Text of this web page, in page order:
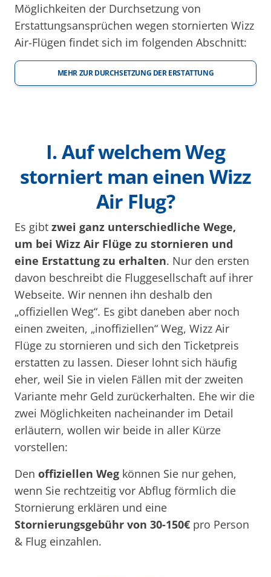
Möglichkeiten der Durchsetzung von
Erstattungsansprüchen wegen stornierten Wizz
Air-Flügen findet sich im folgenden Abschnitt:
MEHR ZUR DURCHSETZUNG DER ERSTATTUNG
I. Auf welchem Weg
storniert man einen Wizz
Air Flug?
Es gibt zwei ganz unterschiedliche Wege,
um bei Wizz Air Flüge zu stornieren und
eine Erstattung zu erhalten. Nur den ersten
davon beschreibt die Fluggesellschaft auf ihrer
Webseite. Wir nennen ihn deshalb den
„offiziellen Weg“. Es gibt daneben aber noch
einen zweiten, „inoffiziellen“ Weg, Wizz Air
Flüge zu stornieren und sich den Ticketpreis
erstatten zu lassen. Dieser lohnt sich häufig
eher, weil Sie in vielen Fällen mit der zweiten
Variante mehr Geld zurückerhalten. Ehe wir die
zwei Möglichkeiten nacheinander im Detail
erläutern, wollen wir beide in aller Kürze
vorstellen:
Den offiziellen Weg können Sie nur gehen,
wenn Sie rechtzeitig vor Abflug förmlich die
Stornierung erklären und eine
Stornierungsgebühr von 30-150€ pro Person
& Flug einzahlen.